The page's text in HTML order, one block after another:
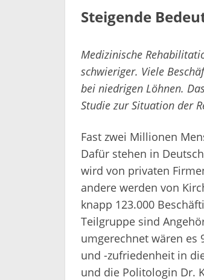
Steigende
Medizinische
schwieriger. Viele
bei niedrigen Löhnen.
Studie zur Situation der
Fast zwei Millionen
Dafür stehen in
wird von privaten
andere werden von
knapp 123.000
Teilgruppe sind
umgerechnet wären es
und -zufriedenheit in
und die Politologin Dr.